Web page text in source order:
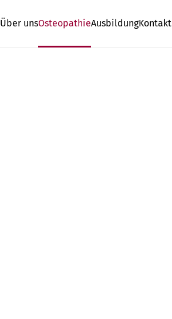
Über unsOsteopathieAusbildungKontakt